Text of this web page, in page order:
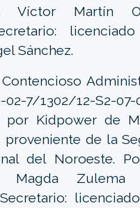
Víctor Martín
Sánchez.
02-7/1302/12-S2-07-
por Kidpower de
proveniente de la
del Noroeste.
Magda Zulema